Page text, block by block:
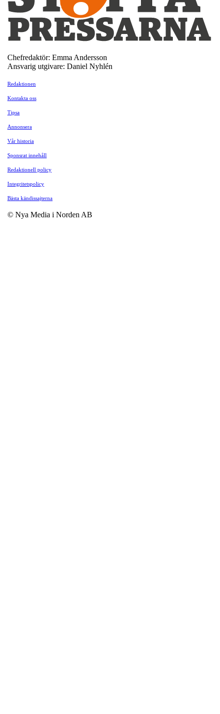
Chefredaktör: Emma Andersson
Ansvarig utgivare: Daniel Nyhlén
Redaktionen
Kontakta oss
Tipsa
Annonsera
Vår historia
Sponsrat innehåll
Redaktionell policy
Integritetspolicy
Bästa kändissajterna
© Nya Media i Norden AB